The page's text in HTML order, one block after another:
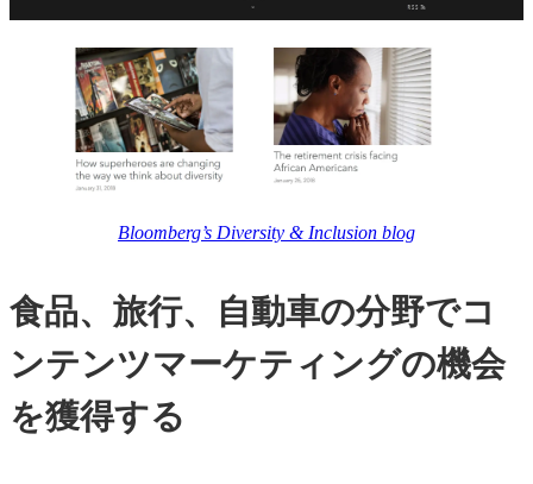
Bloomberg’s Diversity & Inclusion blog
食品、旅行、自動車の分野でコ
ンテンツマーケティングの機会
を獲得する